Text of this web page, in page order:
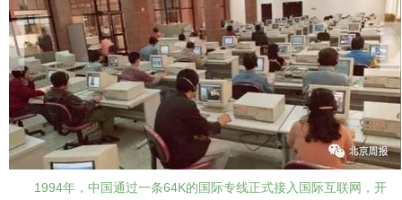
1994年，中国通过一条64K的国际专线正式接入国际互联网，开